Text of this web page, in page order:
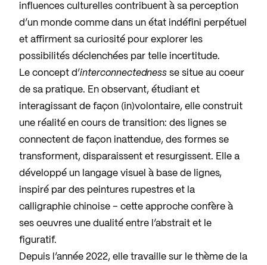
influences culturelles contribuent à sa perception
d’un monde comme dans un état indéfini perpétuel
et affirment sa curiosité pour explorer les
possibilités déclenchées par telle incertitude.
Le concept d’interconnectedness se situe au coeur
de sa pratique. En observant, étudiant et
interagissant de façon (in)volontaire, elle construit
une réalité en cours de transition: des lignes se
connectent de façon inattendue, des formes se
transforment, disparaissent et resurgissent. Elle a
développé un langage visuel à base de lignes,
inspiré par des peintures rupestres et la
calligraphie chinoise – cette approche confère à
ses oeuvres une dualité entre l’abstrait et le
figuratif.
Depuis l’année 2022, elle travaille sur le thème de la